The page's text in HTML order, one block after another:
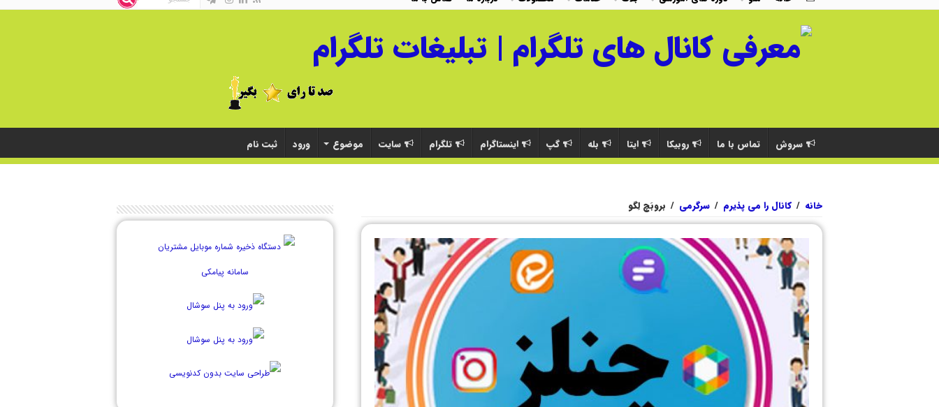
سروش تماس با ما روبیکا ایتا بله گپ اینستاگرام تلگرام سایت موضوع ورود ثبت نام
خانه / کانال را می پذیرم / سرگرمی / بروبَچ لِگو